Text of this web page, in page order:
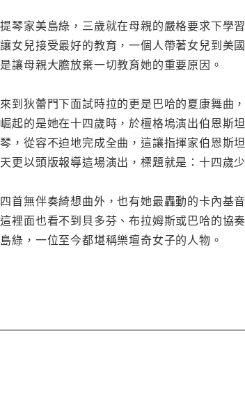
琴家美島綠，三歲就在母親的嚴格要求下學
女兒接受最好的教育，一個人帶著女兒到美
讓母親大膽放棄一切教育她的重要原因。
到狄蕾門下面試時拉的更是巴哈的夏康舞曲
起的是她在十四歲時，於檀格塢演出伯恩斯
，從容不迫地完成全曲，這讓指揮家伯恩斯
更以頭版報導這場演出，標題就是：十四歲
首無伴奏綺想曲外，也有她最轟動的卡內基
裡面也看不到貝多芬、布拉姆斯或巴哈的協
綠，一位至今都堪稱樂壇奇女子的人物。